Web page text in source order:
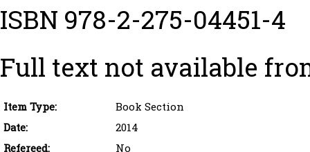
ISBN 978-2-275-04451-4
Full text not available
Item Type:
Book Section
Date:
2014
Refereed:
No